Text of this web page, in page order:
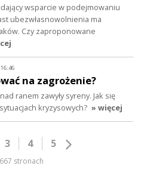
wsparcie w podejmowaniu
ubezwłasnowolnienia ma
Czy zaproponowane
na zagrożenie?
ranem zawyły syreny. Jak się
kryzysowych? » więcej
3 4 5
stronach